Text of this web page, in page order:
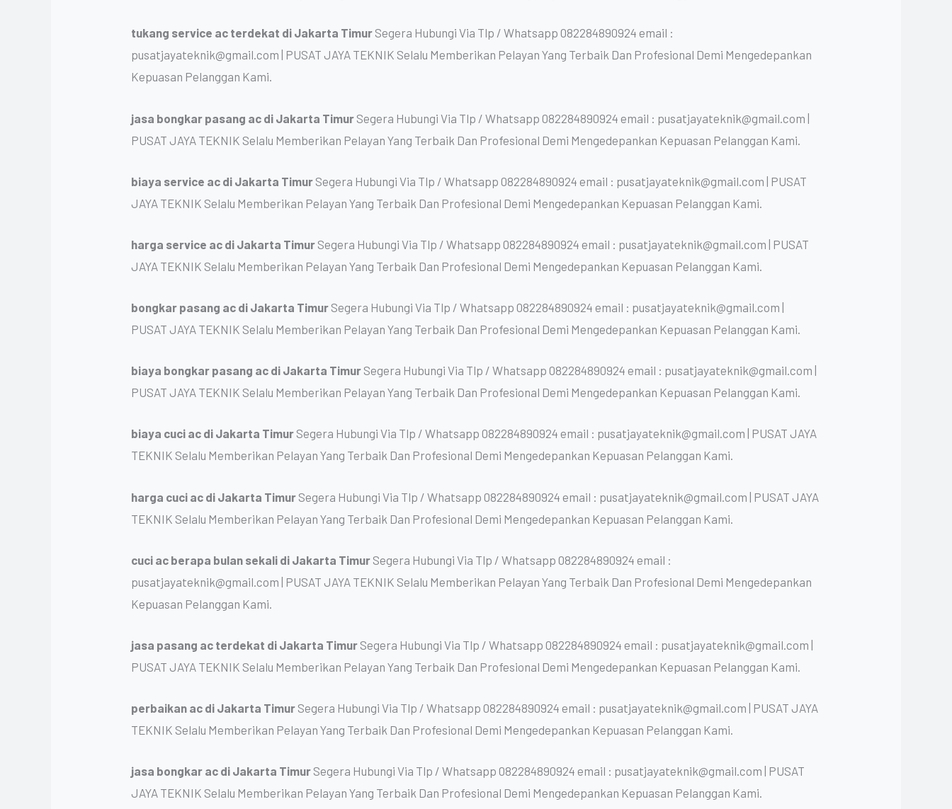
tukang service ac terdekat di Jakarta Timur Segera Hubungi Via Tlp / Whatsapp 082284890924 email :
pusatjayateknik@gmail.com | PUSAT JAYA TEKNIK Selalu Memberikan Pelayan Yang Terbaik Dan Profesional Demi Mengedepankan
Kepuasan Pelanggan Kami.
jasa bongkar pasang ac di Jakarta Timur Segera Hubungi Via Tlp / Whatsapp 082284890924 email : pusatjayateknik@gmail.com |
PUSAT JAYA TEKNIK Selalu Memberikan Pelayan Yang Terbaik Dan Profesional Demi Mengedepankan Kepuasan Pelanggan Kami.
biaya service ac di Jakarta Timur Segera Hubungi Via Tlp / Whatsapp 082284890924 email : pusatjayateknik@gmail.com | PUSAT
JAYA TEKNIK Selalu Memberikan Pelayan Yang Terbaik Dan Profesional Demi Mengedepankan Kepuasan Pelanggan Kami.
harga service ac di Jakarta Timur Segera Hubungi Via Tlp / Whatsapp 082284890924 email : pusatjayateknik@gmail.com | PUSAT
JAYA TEKNIK Selalu Memberikan Pelayan Yang Terbaik Dan Profesional Demi Mengedepankan Kepuasan Pelanggan Kami.
bongkar pasang ac di Jakarta Timur Segera Hubungi Via Tlp / Whatsapp 082284890924 email : pusatjayateknik@gmail.com |
PUSAT JAYA TEKNIK Selalu Memberikan Pelayan Yang Terbaik Dan Profesional Demi Mengedepankan Kepuasan Pelanggan Kami.
biaya bongkar pasang ac di Jakarta Timur Segera Hubungi Via Tlp / Whatsapp 082284890924 email : pusatjayateknik@gmail.com |
PUSAT JAYA TEKNIK Selalu Memberikan Pelayan Yang Terbaik Dan Profesional Demi Mengedepankan Kepuasan Pelanggan Kami.
biaya cuci ac di Jakarta Timur Segera Hubungi Via Tlp / Whatsapp 082284890924 email : pusatjayateknik@gmail.com | PUSAT JAYA
TEKNIK Selalu Memberikan Pelayan Yang Terbaik Dan Profesional Demi Mengedepankan Kepuasan Pelanggan Kami.
harga cuci ac di Jakarta Timur Segera Hubungi Via Tlp / Whatsapp 082284890924 email : pusatjayateknik@gmail.com | PUSAT JAYA
TEKNIK Selalu Memberikan Pelayan Yang Terbaik Dan Profesional Demi Mengedepankan Kepuasan Pelanggan Kami.
cuci ac berapa bulan sekali di Jakarta Timur Segera Hubungi Via Tlp / Whatsapp 082284890924 email :
pusatjayateknik@gmail.com | PUSAT JAYA TEKNIK Selalu Memberikan Pelayan Yang Terbaik Dan Profesional Demi Mengedepankan
Kepuasan Pelanggan Kami.
jasa pasang ac terdekat di Jakarta Timur Segera Hubungi Via Tlp / Whatsapp 082284890924 email : pusatjayateknik@gmail.com |
PUSAT JAYA TEKNIK Selalu Memberikan Pelayan Yang Terbaik Dan Profesional Demi Mengedepankan Kepuasan Pelanggan Kami.
perbaikan ac di Jakarta Timur Segera Hubungi Via Tlp / Whatsapp 082284890924 email : pusatjayateknik@gmail.com | PUSAT JAYA
TEKNIK Selalu Memberikan Pelayan Yang Terbaik Dan Profesional Demi Mengedepankan Kepuasan Pelanggan Kami.
jasa bongkar ac di Jakarta Timur Segera Hubungi Via Tlp / Whatsapp 082284890924 email : pusatjayateknik@gmail.com | PUSAT
JAYA TEKNIK Selalu Memberikan Pelayan Yang Terbaik Dan Profesional Demi Mengedepankan Kepuasan Pelanggan Kami.